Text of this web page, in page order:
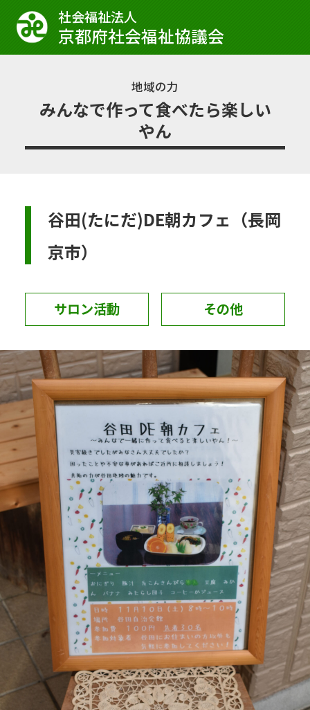
社会福祉法⼈
京都府社会福祉協議会
地域の力
みんなで作って食べたら楽しい
やん
谷田(たにだ)DE朝カフェ（長岡
京市）
サロン活動 その他